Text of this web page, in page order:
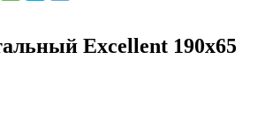
Excellent 190x65